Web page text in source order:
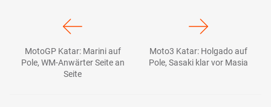
MotoGP Katar: Marini auf
Pole, WM-Anwärter Seite an
Seite
Moto3 Katar: Holgado auf
Pole, Sasaki klar vor Masia